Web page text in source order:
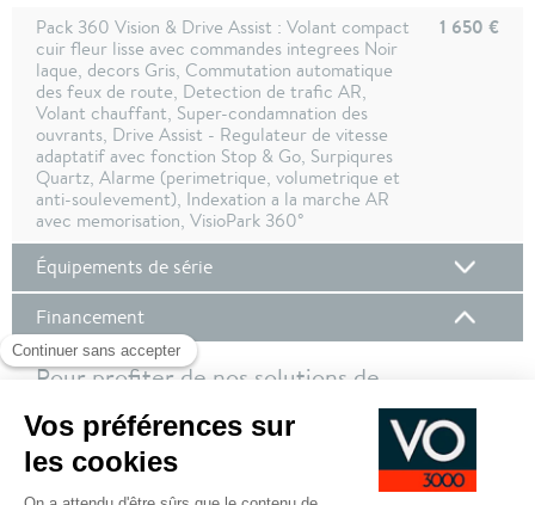
Pack 360 Vision & Drive Assist : Volant compact
cuir fleur lisse avec commandes integrees Noir
laque, decors Gris, Commutation automatique
des feux de route, Detection de trafic AR,
Volant chauffant, Super-condamnation des
ouvrants, Drive Assist - Regulateur de vitesse
adaptatif avec fonction Stop & Go, Surpiqures
Quartz, Alarme (perimetrique, volumetrique et
anti-soulevement), Indexation a la marche AR
avec memorisation, VisioPark 360°
1 650 €
Équipements de série
Financement
Pour profiter de nos solutions de
financement, nous vous invitons à vous
connecter à votre compte client !
Pour plus de de détails sur nos offres de financement,
cliquez ici